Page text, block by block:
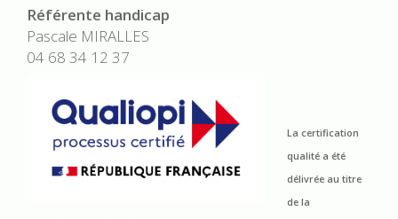
Référente handicap
Pascale MIRALLES
04 68 34 12 37
La certification
qualité a été
délivrée au titre
de la